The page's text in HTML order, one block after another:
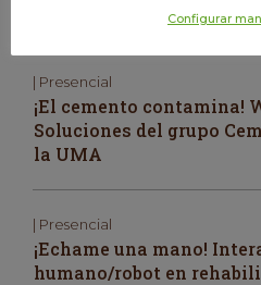
| Presencial
¡El cemento contamina!
Soluciones del grupo
la UMA
| Presencial
¡Echame una mano!
humano/robot en
Configurar